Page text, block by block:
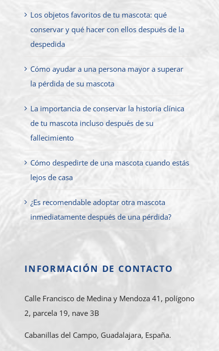
Los objetos favoritos de tu mascota: qué
conservar y qué hacer con ellos después de la
despedida
Cómo ayudar a una persona mayor a superar
la pérdida de su mascota
La importancia de conservar la historia clínica
de tu mascota incluso después de su
fallecimiento
Cómo despedirte de una mascota cuando estás
lejos de casa
¿Es recomendable adoptar otra mascota
inmediatamente después de una pérdida?
INFORMACIÓN DE CONTACTO
Calle Francisco de Medina y Mendoza 41, polígono
2, parcela 19, nave 3B
Cabanillas del Campo, Guadalajara, España.